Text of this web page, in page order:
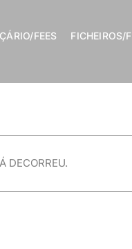
FEES FICHEIROS/
DECORREU.